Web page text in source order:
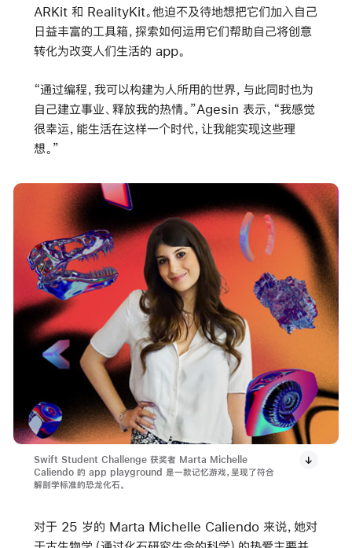
ARKit 和 RealityKit。他迫不及待地想把它们加入自己
日益丰富的工具箱，探索如何运用它们帮助自己将创意
转化为改变人们生活的 app。
“通过编程，我可以构建为人所用的世界，与此同时也为
自己建立事业、释放我的热情。”Agesin 表示，“我感觉
很幸运，能生活在这样一个时代，让我能实现这些理
想。”
Swift Student Challenge 获奖者 Marta Michelle
Caliendo 的 app playground 是一款记忆游戏，呈现了符合
解剖学标准的恐龙化石。
对于 25 岁的 Marta Michelle Caliendo 来说，她对